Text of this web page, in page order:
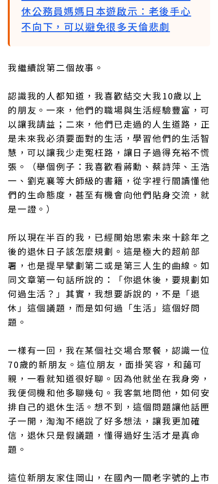
休公務員媽媽日本遊啟示：老後手心
不向下，可以避免很多天倫悲劇
我繼續說第二個故事。
認識我的人都知道，我喜歡結交大我10歲以上
的朋友。一來，他們的職場與生活經驗豐富，可
以讓我請益；二來，他們已走過的人生道路，正
是未來我必須要面對的生活，學習他們的生活智
慧，可以讓我少走冤枉路，讓日子過得充裕不慌
張。（舉個例子：我喜歡看蔣勳、蔡詩萍、王浩
一、劉克襄等大師級的書籍，從字裡行間讀懂他
們的生命態度，甚至有機會向他們貼身交流，就
是一證。）
所以現在半百的我，已經開始思索未來十餘年之
後的退休日子該怎麼規劃。這是極大的超前部
署，也是提早擘劃第二或是第三人生的曲線。如
同文章第一句話所說的：「你退休後，要規劃如
何過生活？」其實，我想要訴說的，不是「退
休」這個議題，而是如何過「生活」這個好問
題。
一樣有一回，我在某個社交場合聚餐，認識一位
70歲的新朋友。這位朋友，面掛笑容，和藹可
親，一看就知道很好聊。因為他就坐在我身旁，
我便伺機和他多聊幾句。我客氣地問他，如何安
排自己的退休生活。想不到，這個問題讓他話匣
子一開，淘淘不絕說了好多想法，讓我更加確
信，退休只是假議題，懂得過好生活才是真命
題。
這位新朋友家住岡山，在國內一間老字號的上市